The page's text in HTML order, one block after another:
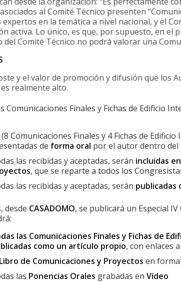
al Comité Técnico presenten
expertos en la temática a nivel nacional, y el
activa. Lo único, es que, por supuesto, en el
del Comité Técnico no podrá valorar una
y el valor de promoción y difusión que los
realmente alto.
Comunicaciones Finales y Fichas de Edificio
(8 Comunicaciones Finales y 4 Fichas de
de forma oral por el autor dentro del
las recibidas y aceptadas, serán incluidas
, que se reparte a todos los
las recibidas y aceptadas, serán publicadas
desde CASADOMO, se publicará un Especial
las Comunicaciones Finales y Fichas de
como un artículo propio, con enlaces
Libro de Comunicaciones y Proyectos en
las Ponencias Orales grabadas en Vídeo